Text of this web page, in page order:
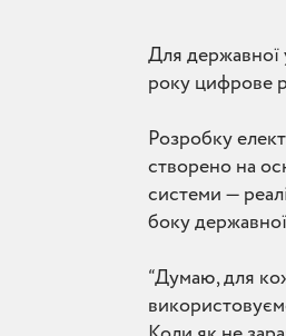
Для державної
року цифрове
Розробку
створено на
системи —
боку
“Думаю, для